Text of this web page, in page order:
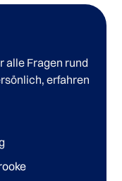
alle Fragen rund
erfahren